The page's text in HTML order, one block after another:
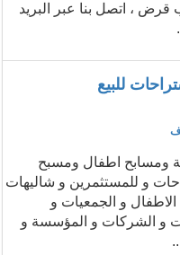
، اتصل بنا عبر البريد
للبيع
ومسابح اطفال ومسبح
و للمستثمرين و شاليهات
و الجمعيات و
و الشركات و المؤسسة و